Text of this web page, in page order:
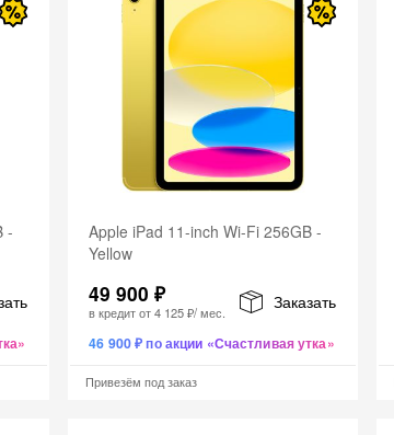
-
Apple iPad 11-inch Wi-Fi 256GB -
Yellow
49 900 ₽
в кредит от4 125 ₽/ мес.
Заказать
46 900 ₽ по акции «Счастливая утка»
Привезём под заказ